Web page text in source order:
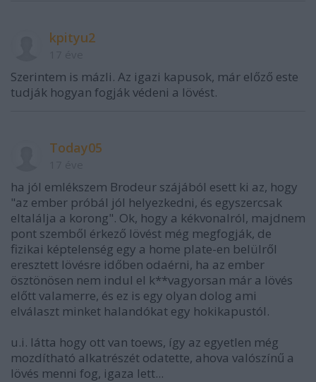
kpityu2
Szerintem is mázli. Az igazi kapusok, már előző este
tudják hogyan fogják védeni a lövést.
Today05
ha jól emlékszem Brodeur szájából esett ki az, hogy
"az ember próbál jól helyezkedni, és egyszercsak
eltalálja a korong". Ok, hogy a kékvonalról, majdnem
pont szemből érkező lövést még megfogják, de
fizikai képtelenség egy a home plate-en belülről
eresztett lövésre időben odaérni, ha az ember
ösztönösen nem indul el k**vagyorsan már a lövés
előtt valamerre, és ez is egy olyan dolog ami
elválaszt minket halandókat egy hokikapustól.
u.i. látta hogy ott van toews, így az egyetlen még
mozdítható alkatrészét odatette, ahova valószínű a
lövés menni fog, igaza lett...